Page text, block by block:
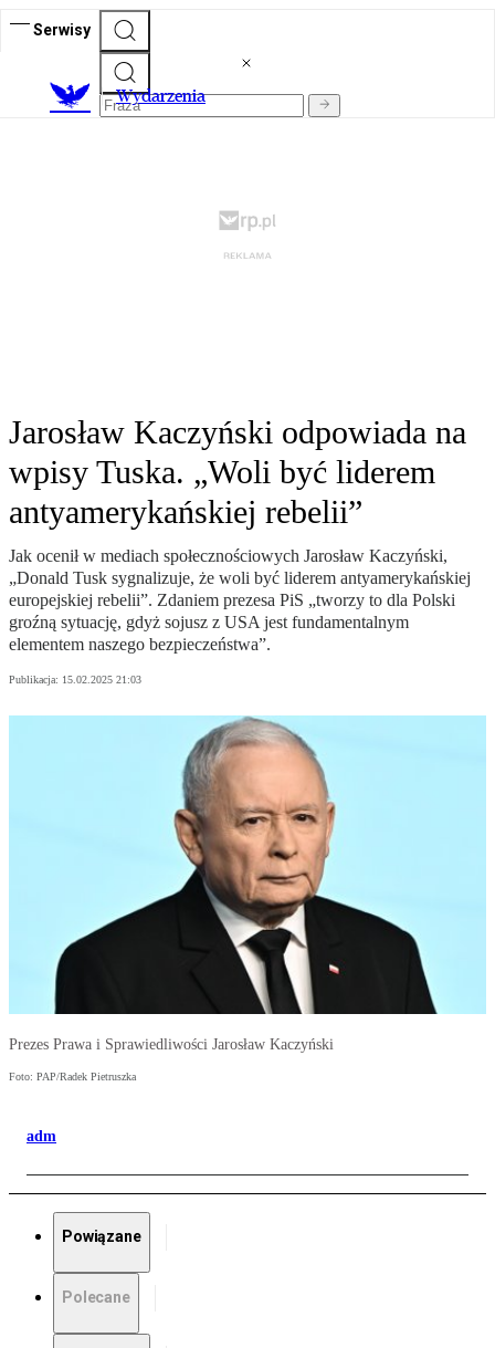
Serwisy
Wydarzenia
Jarosław Kaczyński odpowiada na
wpisy Tuska. „Woli być liderem
antyamerykańskiej rebelii”
Jak ocenił w mediach społecznościowych Jarosław Kaczyński,
„Donald Tusk sygnalizuje, że woli być liderem antyamerykańskiej
europejskiej rebelii”. Zdaniem prezesa PiS „tworzy to dla Polski
groźną sytuację, gdyż sojusz z USA jest fundamentalnym
elementem naszego bezpieczeństwa”.
Publikacja: 15.02.2025 21:03
Prezes Prawa i Sprawiedliwości Jarosław Kaczyński
Foto: PAP/Radek Pietruszka
adm
Powiązane
Polecane